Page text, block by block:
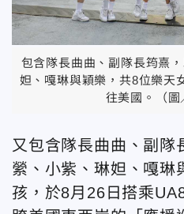
包含隊長曲曲、副隊長筠熹
妲、嘎琳與穎樂，共8位樂天
往美國。（圖
又包含隊長曲曲、副隊
縈、小紫、琳妲、嘎琳
孩，於8月26日搭乘